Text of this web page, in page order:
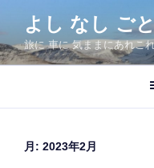
テ
ン
へ
よし なし ご
旅に 車に 気ままにあれこ
月: 2023年2月